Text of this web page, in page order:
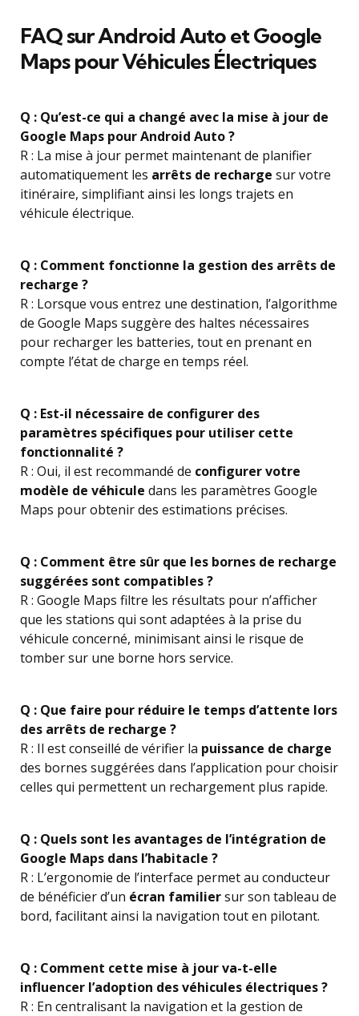
FAQ sur Android Auto et Google
Maps pour Véhicules Électriques
Q : Qu’est-ce qui a changé avec la mise à jour de
Google Maps pour Android Auto ?
R : La mise à jour permet maintenant de planifier
automatiquement les arrêts de recharge sur votre
itinéraire, simplifiant ainsi les longs trajets en
véhicule électrique.
Q : Comment fonctionne la gestion des arrêts de
recharge ?
R : Lorsque vous entrez une destination, l’algorithme
de Google Maps suggère des haltes nécessaires
pour recharger les batteries, tout en prenant en
compte l’état de charge en temps réel.
Q : Est-il nécessaire de configurer des
paramètres spécifiques pour utiliser cette
fonctionnalité ?
R : Oui, il est recommandé de configurer votre
modèle de véhicule dans les paramètres Google
Maps pour obtenir des estimations précises.
Q : Comment être sûr que les bornes de recharge
suggérées sont compatibles ?
R : Google Maps filtre les résultats pour n’afficher
que les stations qui sont adaptées à la prise du
véhicule concerné, minimisant ainsi le risque de
tomber sur une borne hors service.
Q : Que faire pour réduire le temps d’attente lors
des arrêts de recharge ?
R : Il est conseillé de vérifier la puissance de charge
des bornes suggérées dans l’application pour choisir
celles qui permettent un rechargement plus rapide.
Q : Quels sont les avantages de l’intégration de
Google Maps dans l’habitacle ?
R : L’ergonomie de l’interface permet au conducteur
de bénéficier d’un écran familiersur son tableau de
bord, facilitant ainsi la navigation tout en pilotant.
Q : Comment cette mise à jour va-t-elle
influencer l’adoption des véhicules électriques ?
R : En centralisant la navigation et la gestion de